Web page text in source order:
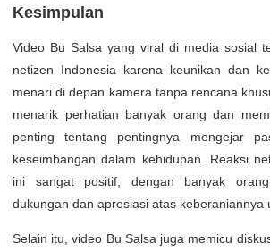
Kesimpulan
Video Bu Salsa yang viral di media sosial
netizen Indonesia karena keunikan dan
menari di depan kamera tanpa rencana
menarik perhatian banyak orang dan
penting tentang pentingnya mengejar
keseimbangan dalam kehidupan. Reaksi
ini sangat positif, dengan banyak
dukungan dan apresiasi atas keberaniannya
Selain itu, video Bu Salsa juga memicu